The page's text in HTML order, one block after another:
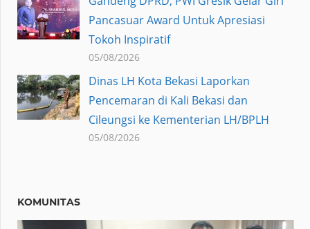
Pancasuar Award Untuk Apresiasi
Tokoh Inspiratif
05/08/2026
Dinas LH Kota Bekasi Laporkan
Pencemaran di Kali Bekasi dan
Cileungsi ke Kementerian LH/BPLH
05/08/2026
KOMUNITAS